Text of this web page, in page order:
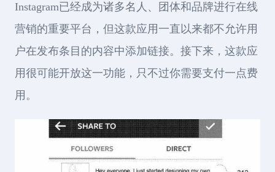
Instagram已经成为诸多名人、团体和品牌进行在线
营销的重要平台，但这款应用一直以来都不允许用
户在发布条目的内容中添加链接。接下来，这款应
用很可能开放这一功能，只不过你需要支付一点费
用。